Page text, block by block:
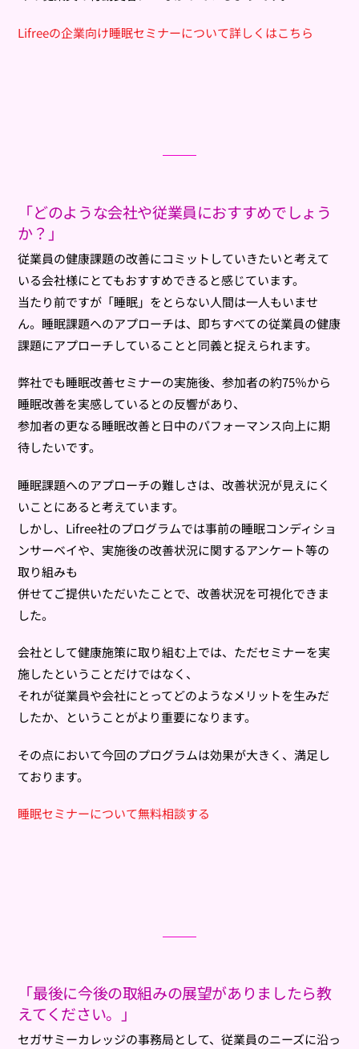
Lifreeの企業向け睡眠セミナーについて詳しくはこちら
「どのような会社や従業員におすすめでしょう
か？」
従業員の健康課題の改善にコミットしていきたいと考えて
いる会社様にとてもおすすめできると感じています。
当たり前ですが「睡眠」をとらない人間は一人もいませ
ん。睡眠課題へのアプローチは、即ちすべての従業員の健康
課題にアプローチしていることと同義と捉えられます。
弊社でも睡眠改善セミナーの実施後、参加者の約75％から
睡眠改善を実感しているとの反響があり、
参加者の更なる睡眠改善と日中のパフォーマンス向上に期
待したいです。
睡眠課題へのアプローチの難しさは、改善状況が見えにく
いことにあると考えています。
しかし、Lifree社のプログラムでは事前の睡眠コンディショ
ンサーベイや、実施後の改善状況に関するアンケート等の
取り組みも
併せてご提供いただいたことで、改善状況を可視化できま
した。
会社として健康施策に取り組む上では、ただセミナーを実
施したということだけではなく、
それが従業員や会社にとってどのようなメリットを生みだ
したか、ということがより重要になります。
その点において今回のプログラムは効果が大きく、満足し
ております。
睡眠セミナーについて無料相談する
「最後に今後の取組みの展望がありましたら教
えてください。」
セガサミーカレッジの事務局として、従業員のニーズに沿っ